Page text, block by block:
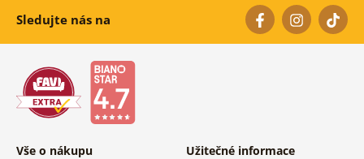
Sledujte nás na
Vše o nákupu Užitečné informace